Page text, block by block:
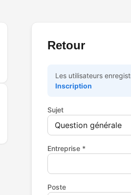
Retour
Les utilisateurs
Inscription
Sujet
Entreprise *
Poste